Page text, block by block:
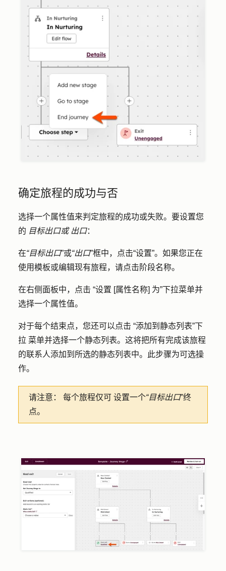
确定旅程的成功与否
选择一个属性值来判定旅程的成功或失败。要设置您
的 目标出口或 出口：
在“目标出口”或“出口”框中，点击“设置”。如果您正在
使用模板或编辑现有旅程，请点击 阶段名称。
在右侧面板中，点击 “设置 [属性名称] 为”下拉菜单并
选择一个属性值。
对于每个结束点，您还可以点击 “添加到静态列表”下
拉 菜单并选择一个静态列表。这将把所有完成该旅程
的联系人添加到所选的静态列表中。此步骤为可选操
作。
请注意： 每个旅程仅可 设置一个“目标出口”终
点。